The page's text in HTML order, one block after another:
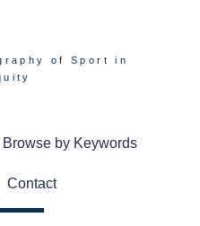
of Sport in
Browse by Keywords
Contact